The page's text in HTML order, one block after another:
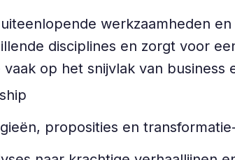
werkzaamheden
disciplines en zorgt voor
op het snijvlak van business
proposities en